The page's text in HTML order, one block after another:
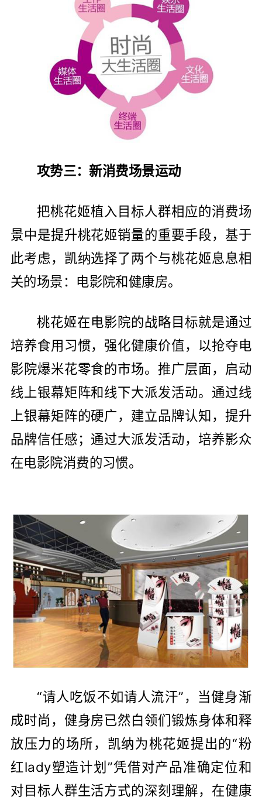
攻势三：新消费场景运动
把桃花姬植入目标人群相应的消费场
景中是提升桃花姬销量的重要手段，基于
此考虑，凯纳选择了两个与桃花姬息息相
关的场景：电影院和健康房。
桃花姬在电影院的战略目标就是通过
培养食用习惯，强化健康价值，以抢夺电
影院爆米花零食的市场。推广层面，启动
线上银幕矩阵和线下大派发活动。通过线
上银幕矩阵的硬广，建立品牌认知，提升
品牌信任感；通过大派发活动，培养影众
在电影院消费的习惯。
“请人吃饭不如请人流汗”，当健身渐
成时尚，健身房已然白领们锻炼身体和释
放压力的场所，凯纳为桃花姬提出的“粉
红lady塑造计划”凭借对产品准确定位和
对目标人群生活方式的深刻理解，在健康